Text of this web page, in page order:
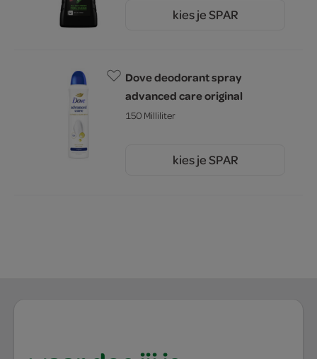
kies je SPAR
Dove deodorant spray
advanced care original
150 Milliliter
kies je SPAR